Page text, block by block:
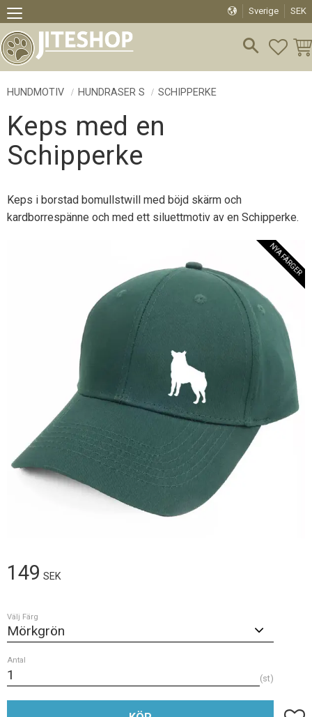
Meny
Sverige SEK
HUNDMOTIV HUNDRASER S SCHIPPERKE
Keps med en
Schipperke
Keps i borstad bomullstwill med böjd skärm och
kardborrespänne och med ett siluettmotiv av en Schipperke.
NYA FÄRGER
149 SEK
Välj Färg
Antal
st